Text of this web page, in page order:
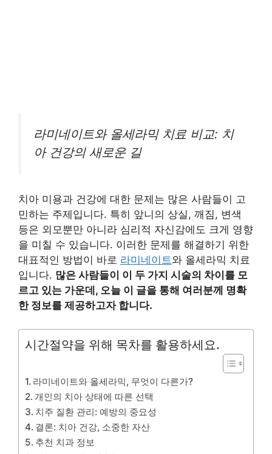
라미네이트와 올세라믹 치료 비교: 치
아 건강의 새로운 길
치아 미용과 건강에 대한 문제는 많은 사람들이 고
민하는 주제입니다. 특히 앞니의 상실, 깨짐, 변색
등은 외모뿐만 아니라 심리적 자신감에도 크게 영향
을 미칠 수 있습니다. 이러한 문제를 해결하기 위한
대표적인 방법이 바로 라미네이트와 올세라믹 치료
입니다. 많은 사람들이 이 두 가지 시술의 차이를 모
르고 있는 가운데, 오늘 이 글을 통해 여러분께 명확
한 정보를 제공하고자 합니다.
시간절약을 위해 목차를 활용하세요.
라미네이트와 올세라믹, 무엇이 다른가?
개인의 치아 상태에 따른 선택
치주 질환 관리: 예방의 중요성
결론: 치아 건강, 소중한 자산
추천 치과 정보